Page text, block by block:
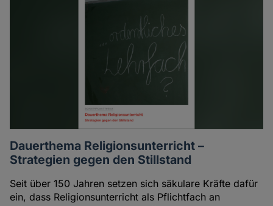
Dauerthema Religionsunterricht –
Strategien gegen den Stillstand
Seit über 150 Jahren setzen sich säkulare Kräfte dafür
ein, dass Religionsunterricht als Pflichtfach an